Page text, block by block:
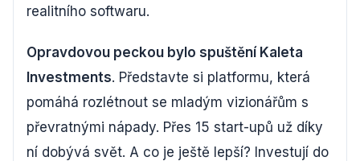
realitního softwaru.
Opravdovou peckou bylo spuštění Kaleta
Investments. Představte si platformu, která
pomáhá rozlétnout se mladým vizionářům s
převratnými nápady. Přes 15 start-upů už díky
ní dobývá svět. A co je ještě lepší? Investují do